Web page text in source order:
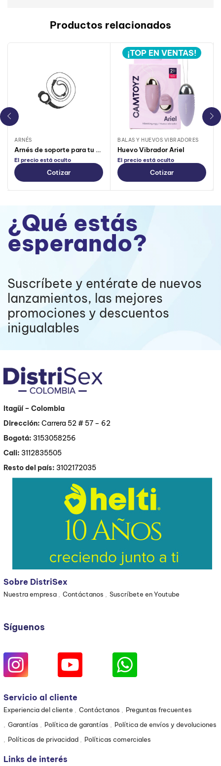
Productos relacionados
ARNÉS
Arnés de soporte para tu Bathmate- Shower Strap
El precio está oculto
Cotizar
¡TOP EN VENTAS!
BALAS Y HUEVOS VIBRADORES
Huevo Vibrador Ariel
El precio está oculto
Cotizar
¿Qué estás
esperando?
Suscríbete y entérate de nuevos
lanzamientos, las mejores
promociones y descuentos
inigualables
Itagüí– Colombia
Dirección: Carrera 52 # 57 – 62
Bogotá: 3153058256
Cali: 3112835505
Resto del país: 3102172035
Sobre DistriSex
Nuestra empresa Contáctanos Suscríbete en Youtube
Síguenos
Servicio al cliente
Experiencia del cliente Contáctanos
Preguntas frecuentes
Garantías
Política de garantías
Política de envíos y devoluciones
Políticas de privacidad
Políticas comerciales
Links de interés